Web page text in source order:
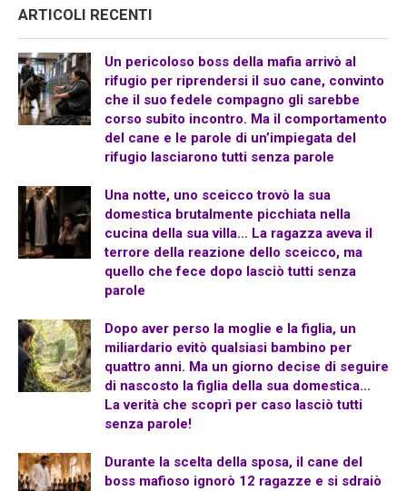
ARTICOLI RECENTI
Un pericoloso boss della mafia arrivò al
rifugio per riprendersi il suo cane, convinto
che il suo fedele compagno gli sarebbe
corso subito incontro. Ma il comportamento
del cane e le parole di un’impiegata del
rifugio lasciarono tutti senza parole
Una notte, uno sceicco trovò la sua
domestica brutalmente picchiata nella
cucina della sua villa… La ragazza aveva il
terrore della reazione dello sceicco, ma
quello che fece dopo lasciò tutti senza
parole
Dopo aver perso la moglie e la figlia, un
miliardario evitò qualsiasi bambino per
quattro anni. Ma un giorno decise di seguire
di nascosto la figlia della sua domestica…
La verità che scoprì per caso lasciò tutti
senza parole!
Durante la scelta della sposa, il cane del
boss mafioso ignorò 12 ragazze e si sdraiò